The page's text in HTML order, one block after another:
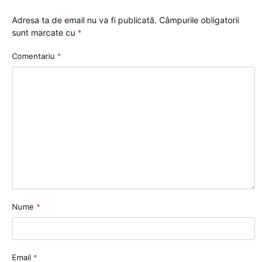
Adresa ta de email nu va fi publicată. Câmpurile obligatorii
sunt marcate cu *
Comentariu *
Nume *
Email *